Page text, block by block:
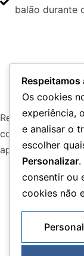
balão durante
Referência em
com inovação,
apoiar a
Os cookies
experiência,
e analisar o
escolher
Personalizar.
consentir ou
cookies não